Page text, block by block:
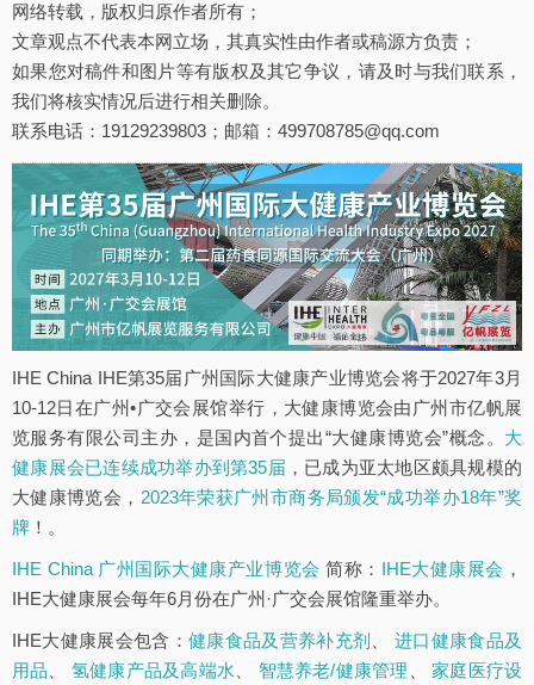
网络转载，版权归原作者所有；
文章观点不代表本网立场，其真实性由作者或稿源方负责；
如果您对稿件和图片等有版权及其它争议，请及时与我们联系，
我们将核实情况后进行相关删除。
联系电话：19129239803；邮箱：499708785@qq.com
IHE China IHE第35届广州国际大健康产业博览会将于2027年3月
10-12日在广州•广交会展馆举行，大健康博览会由广州市亿帆展
览服务有限公司主办，是国内首个提出“大健康博览会”概念。 大
健康展会已连续成功举办到第35届 ，已成为亚太地区颇具规模的
大健康博览会， 2023年荣获广州市商务局颁发“成功举办18年”奖
牌 ！。
IHE China 广州国际大健康产业博览会 简称： IHE大健康展会 ，
IHE大健康展会每年6月份在广州·广交会展馆隆重举办。
IHE大健康展会包含： 健康食品及营养补充剂 、进口健康食品及
用品
氢健康产品及高端水 智慧养老/健康管理 、家庭医疗设